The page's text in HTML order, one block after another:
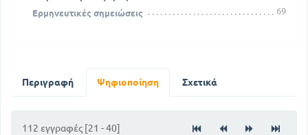
Ερμηνευτικές σημειώσεις
69
Περιγραφή Ψηφιοποίηση Σχετικά
112 εγγραφές [21 - 40]